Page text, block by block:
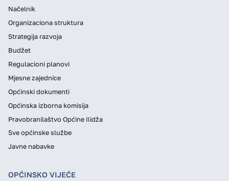
Načelnik
Organizaciona struktura
Strategija razvoja
Budžet
Regulacioni planovi
Mjesne zajednice
Općinski dokumenti
Općinska izborna komisija
Pravobranilaštvo Općine Ilidža
Sve općinske službe
Javne nabavke
OPĆINSKO VIJEĆE